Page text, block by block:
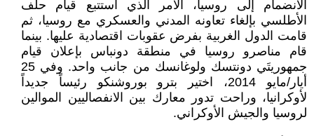
الانضمام إلى روسيا، الأمر الذي استتبع قيام حلف
الأطلسي بإلغاء تعاونه المدني والعسكري مع روسيا، ثم
قامت الدول الغربية بفرض عقوبات اقتصادية عليها. بينما
قام مناصرو روسيا في منطقة دونباس بإعلان قيام
جمهوريتَي دونتسك ولوغانسك من جانب واحد. وفي 25
أيار/مايو 2014، اختير بترو بوروشنكو رئيساً جديداً
لأوكرانيا، وراحت تدور معارك بين الانفصاليين الموالين
لروسيا والجيش الأوكراني.